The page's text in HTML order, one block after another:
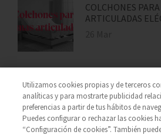
COLCHONES
ARTICULADAS
Utilizamos cookies propias y de terceros
analíticas y para mostrarte publicidad
preferencias a partir de tus hábitos de
Puedes configurar o rechazar las cookies
“Configuración de cookies”. También